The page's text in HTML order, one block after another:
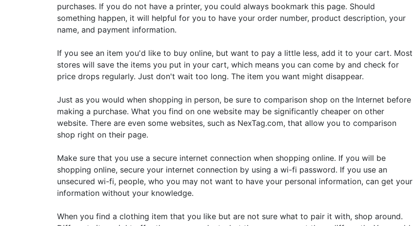
purchases. If you do not have a printer, you could always bookmark this page. Should
something happen, it will helpful for you to have your order number, product description, your
name, and payment information.
If you see an item you'd like to buy online, but want to pay a little less, add it to your cart. Most
stores will save the items you put in your cart, which means you can come by and check for
price drops regularly. Just don't wait too long. The item you want might disappear.
Just as you would when shopping in person, be sure to comparison shop on the Internet before
making a purchase. What you find on one website may be significantly cheaper on other
website. There are even some websites, such as NexTag.com, that allow you to comparison
shop right on their page.
Make sure that you use a secure internet connection when shopping online. If you will be
shopping online, secure your internet connection by using a wi-fi password. If you use an
unsecured wi-fi, people, who you may not want to have your personal information, can get your
information without your knowledge.
When you find a clothing item that you like but are not sure what to pair it with, shop around.